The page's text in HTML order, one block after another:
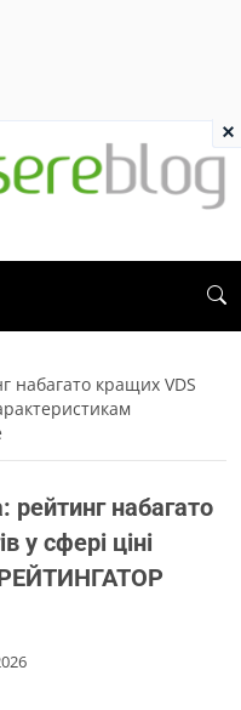
набагато кращих VDS
рейтинг набагато
у сфері ціні
×